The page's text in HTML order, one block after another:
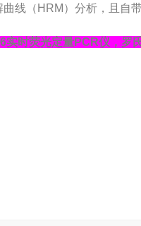
线（HRM）分析，且自
时荧光定量PCR仪，罗